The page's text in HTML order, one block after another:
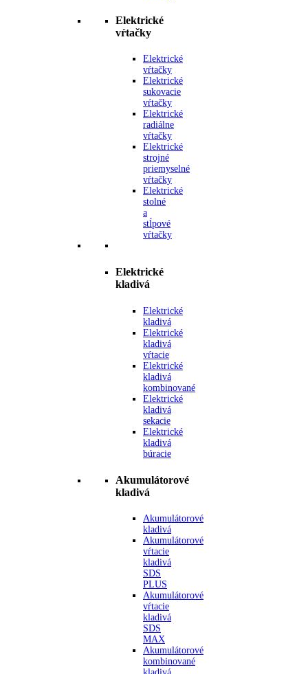
Elektrické
vŕtačky
Elektrické
vŕtačky
Elektrické
sukovacie
vŕtačky
Elektrické
radiálne
vŕtačky
Elektrické
strojné
priemyselné
vŕtačky
Elektrické
stolné
a
stĺpové
vŕtačky
Elektrické
kladivá
Elektrické
kladivá
Elektrické
kladivá
vŕtacie
Elektrické
kladivá
kombinované
Elektrické
kladivá
sekacie
Elektrické
kladivá
búracie
Akumulátorové
kladivá
Akumulátorové
kladivá
Akumulátorové
vŕtacie
kladivá
SDS
PLUS
Akumulátorové
vŕtacie
kladivá
SDS
MAX
Akumulátorové
kombinované